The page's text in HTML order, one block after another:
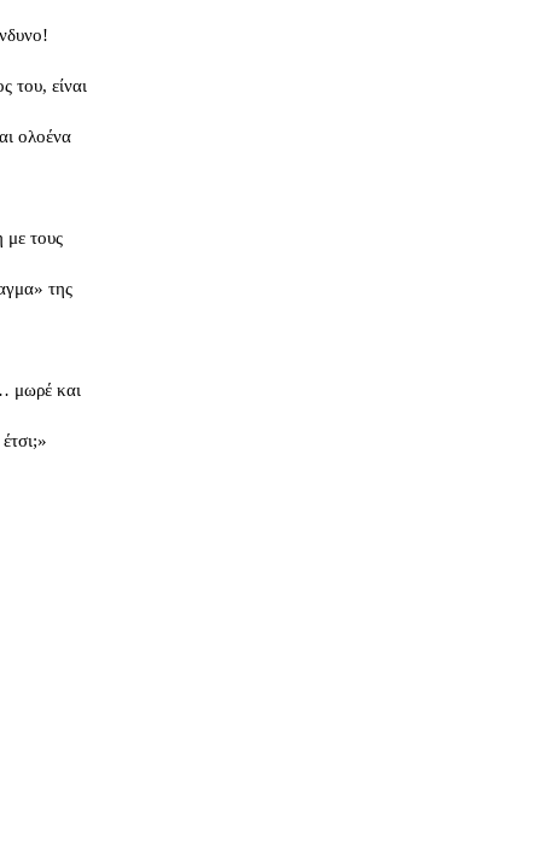
του, είναι
ολοένα
με τους
της
μωρέ και